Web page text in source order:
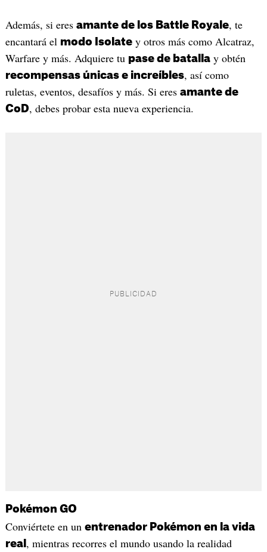
Además, si eres amante de los Battle Royale, te
encantará el modo Isolatey otros más como Alcatraz,
Warfare y más. Adquiere tu pase de batallay obtén
recompensas únicas e increíbles, así como
ruletas, eventos, desafíos y más. Si eres amante de
CoD, debes probar esta nueva experiencia.
Pokémon GO
Conviértete en un entrenador Pokémon en la vida
real , mientras recorres el mundo usando la realidad